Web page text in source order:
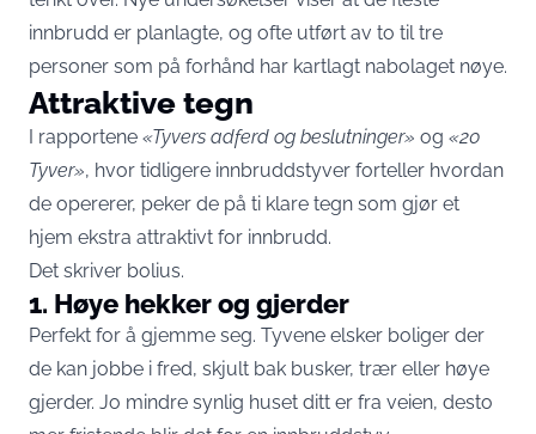
innbrudd er planlagte, og ofte utført av to til tre
personer som på forhånd har kartlagt nabolaget nøye.
Attraktive tegn
I rapportene «Tyvers adferd og beslutninger» og «20
Tyver», hvor tidligere innbruddstyver forteller hvordan
de opererer, peker de på ti klare tegn som gjør et
hjem ekstra attraktivt for innbrudd.
Det skriver bolius.
1. Høye hekker og gjerder
Perfekt for å gjemme seg. Tyvene elsker boliger der
de kan jobbe i fred, skjult bak busker, trær eller høye
gjerder. Jo mindre synlig huset ditt er fra veien, desto